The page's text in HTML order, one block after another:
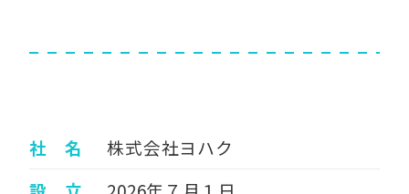
社 名
株式会社ヨハク